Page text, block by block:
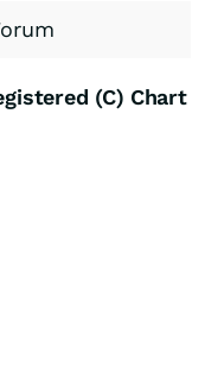
(C) Chart